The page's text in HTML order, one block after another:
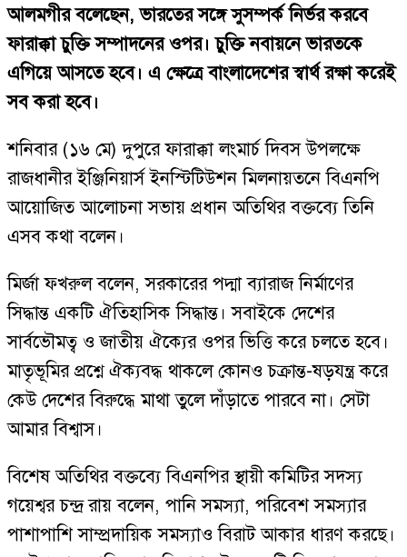
আলমগীর বলেছেন, ভারতের সঙ্গে সুসম্পর্ক নির্ভর করবে
ফারাক্কা চুক্তি সম্পাদনের ওপর। চুক্তি নবায়নে ভারতকে
এগিয়ে আসতে হবে। এ ক্ষেত্রে বাংলাদেশের স্বার্থ রক্ষা করেই
সব করা হবে।
শনিবার (১৬ মে) দুপুরে ফারাক্কা লংমার্চ দিবস উপলক্ষে
রাজধানীর ইঞ্জিনিয়ার্স ইনস্টিটিউশন মিলনায়তনে বিএনপি
আয়োজিত আলোচনা সভায় প্রধান অতিথির বক্তব্যে তিনি
এসব কথা বলেন।
মির্জা ফখরুল বলেন, সরকারের পদ্মা ব্যারাজ নির্মাণের
সিদ্ধান্ত একটি ঐতিহাসিক সিদ্ধান্ত। সবাইকে দেশের
সার্বভৌমত্ব ও জাতীয় ঐক্যের ওপর ভিত্তি করে চলতে হবে।
মাতৃভূমির প্রশ্নে ঐক্যবদ্ধ থাকলে কোনও চক্রান্ত-ষড়যন্ত্র করে
কেউ দেশের বিরুদ্ধে মাথা তুলে দাঁড়াতে পারবে না। সেটা
আমার বিশ্বাস।
বিশেষ অতিথির বক্তব্যে বিএনপির স্থায়ী কমিটির সদস্য
গয়েশ্বর চন্দ্র রায় বলেন, পানি সমস্যা, পরিবেশ সমস্যার
পাশাপাশি সাম্প্রদায়িক সমস্যাও বিরাট আকার ধারণ করছে।